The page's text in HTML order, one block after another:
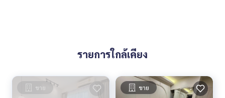
รายการใกล้เคียง
ขาย ขาย